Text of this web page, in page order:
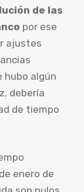
de las
por ese
ajustes
hubo algún
debería
de tiempo
enero de